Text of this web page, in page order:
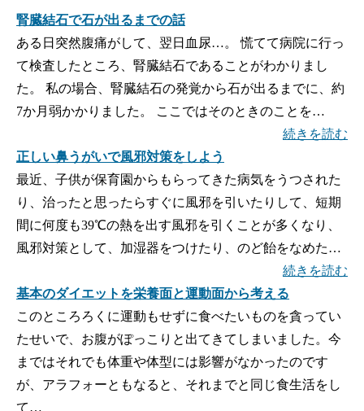
腎臓結石で石が出るまでの話
ある日突然腹痛がして、翌日血尿…。 慌てて病院に行っ
て検査したところ、腎臓結石であることがわかりまし
た。 私の場合、腎臓結石の発覚から石が出るまでに、約
7か月弱かかりました。 ここではそのときのことを…
続きを読む
正しい鼻うがいで風邪対策をしよう
最近、子供が保育園からもらってきた病気をうつされた
り、治ったと思ったらすぐに風邪を引いたりして、短期
間に何度も39℃の熱を出す風邪を引くことが多くなり、
風邪対策として、加湿器をつけたり、のど飴をなめた…
続きを読む
基本のダイエットを栄養面と運動面から考える
このところろくに運動もせずに食べたいものを貪ってい
たせいで、お腹がぽっこりと出てきてしまいました。今
まではそれでも体重や体型には影響がなかったのです
が、アラフォーともなると、それまでと同じ食生活をし
て…